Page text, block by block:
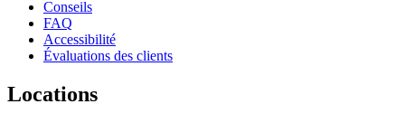
Conseils
FAQ
Accessibilité
Évaluations des clients
Locations